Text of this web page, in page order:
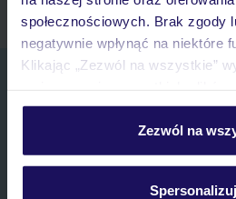
społecznościowych. Brak zgody
negatywnie wpłynąć na niektóre
Klikając „Zezwól na wszystkie”
personalizować swój wybór
Szczegółowe informacje o
Zezwól na
Spersonalizuj
E-MAIL*